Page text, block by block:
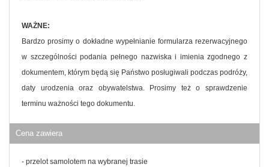
WAŻNE:
Bardzo prosimy o dokładne wypełnianie formularza rezerwacyjnego
w szczególności podania pełnego nazwiska i imienia zgodnego z
dokumentem, którym będą się Państwo posługiwali podczas podróży,
daty urodzenia oraz obywatelstwa. Prosimy też o sprawdzenie
terminu ważności tego dokumentu.
Cena zawiera
- przelot samolotem na wybranej trasie